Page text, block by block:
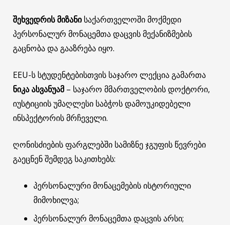
შეხვედრის მიზანისაქართველოში მოქმედი
პერსონალურ მონაცემთა დაცვის მექანიზმების
გაცნობა და გააზრება იყო.
EEU-ს სტუდენტებისთვის საჯარო ლექცია გამართა
ნიკა ასვანუამ – საჯარო მმართველობის დოქტორი,
იუსტიციის უმაღლესი საბჭოს დამოუკიდებელი
ინსპექტორის მრჩეველი.
ღონისძიების ფარგლებში სამიზნე ჯგუფის წევრები
გაეცნენ შემდეგ საკითხებს:
პერსონალური მონაცემების ისტორიული
მიმოხილვა;
პერსონალურ მონაცემთა დაცვის არსი;